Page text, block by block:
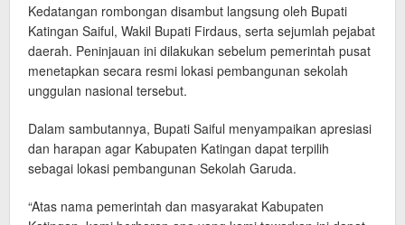
Kedatangan rombongan disambut langsung oleh Bupati
Katingan Saiful, Wakil Bupati Firdaus, serta sejumlah pejabat
daerah. Peninjauan ini dilakukan sebelum pemerintah pusat
menetapkan secara resmi lokasi pembangunan sekolah
unggulan nasional tersebut.
Dalam sambutannya, Bupati Saiful menyampaikan apresiasi
dan harapan agar Kabupaten Katingan dapat terpilih
sebagai lokasi pembangunan Sekolah Garuda.
“Atas nama pemerintah dan masyarakat Kabupaten